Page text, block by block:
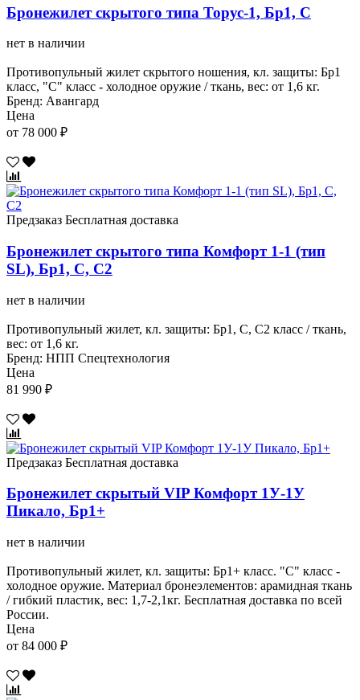
Бронежилет скрытого типа Торус-1, Бр1, С
нет в наличии
Противопульный жилет скрытого ношения, кл. защиты: Бр1
класс, "С" класс - холодное оружие / ткань, вес: от 1,6 кг.
Бренд: Авангард
Цена
от 78 000 ₽
Предзаказ Бесплатная доставка
Бронежилет скрытого типа Комфорт 1-1 (тип
SL), Бр1, С, С2
нет в наличии
Противопульный жилет, кл. защиты: Бр1, С, С2 класс / ткань,
вес: от 1,6 кг.
Бренд: НПП Спецтехнология
Цена
81 990 ₽
Предзаказ Бесплатная доставка
Бронежилет скрытый VIP Комфорт 1У-1У
Пикало, Бр1+
нет в наличии
Противопульный жилет, кл. защиты: Бр1+ класс. "С" класс -
холодное оружие. Материал бронеэлементов: арамидная ткань
/ гибкий пластик, вес: 1,7-2,1кг. Бесплатная доставка по всей
России.
Цена
от 84 000 ₽